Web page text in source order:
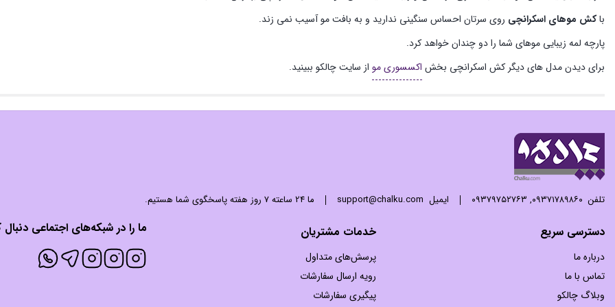
باکش موهای اسکرانچی روی سرتان احساس سنگینی ندارید و به بافت مو آسیب نمی زند.
پارچه لمه زیبایی موهای شما را دو چندان خواهد کرد.
برای دیدن مدل های دیگر کش اسکرانچی بخش اکسسوری مو از سایت چالکو ببینید.
تلفن ۰۹۳۷۱۷۸۹۸۶۰, ۰۹۳۷۹۷۵۲۷۶۳ ایمیل support@chalku.com ما 24 ساعته 7 روز هفته پاسخگوی شما هستیم.
دسترسی سریع
درباره ما
تماس با ما
وبلاگ چالکو
خدمات مشتریان
پرسش‌های متداول
رویه ارسال سفارشات
پیگیری سفارشات
ما را در شبکه‌های اجتماعی دنبال